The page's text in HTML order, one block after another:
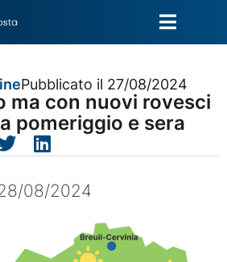
Pubblicato il 27/08/2024
ma con nuovi rovesci
pomeriggio e sera
08/2024